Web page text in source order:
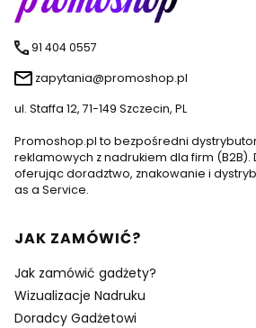
91 404 0557
zapytania@promoshop.pl
ul. Staffa 12, 71-149 Szczecin, PL
Promoshop.pl to bezpośredni
reklamowych z nadrukiem dla firm (B2B).
oferując doradztwo, znakowanie i
as a Service.
Linki w stopce
JAK ZAMÓWIĆ?
Jak zamówić gadżety?
Wizualizacje Nadruku
Doradcy Gadżetowi